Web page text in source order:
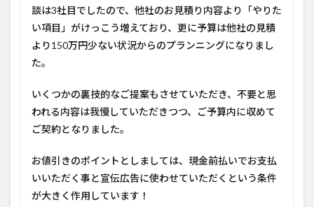
談は3社目でしたので、 他社のお見積り内容より「やりた
い項目」がけっこう増えており、更に予算は他社の見積
より150万円少ない状況からのプランニングになりまし
た。
いくつかの裏技的なご提案もさせていただき、不要と思
われる内容は我慢していただきつつ、ご予算内に収めて
ご契約となりました。
お値引きのポイントとしましては、 現金前払いでお支払
いいただく事と宣伝広告に使わせていただく という条件
が大きく作用しています！